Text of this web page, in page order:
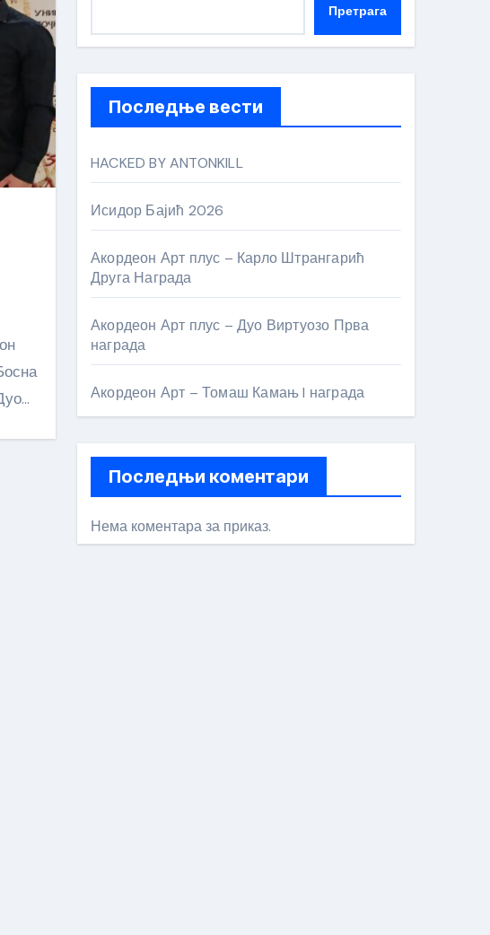
Претрага
Последње вести
HACKED BY ANTONKILL
Исидор Бајић 2026
Акордеон Арт плус – Карло Штрангарић
Друга Награда
Акордеон Арт плус – Дуо Виртуозо Прва
награда
Акордеон Арт – Томаш Камањ I награда
Последњи коментари
Нема коментара за приказ.